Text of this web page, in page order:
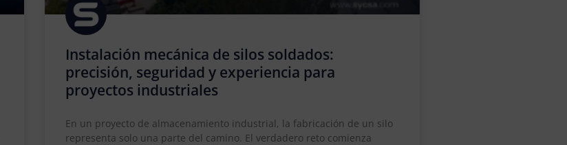
Instalación mecánica de silos soldados:
precisión, seguridad y experiencia para
proyectos industriales
En un proyecto de almacenamiento industrial, la fabricación de un silo
representa solo una parte del camino. El verdadero reto comienza